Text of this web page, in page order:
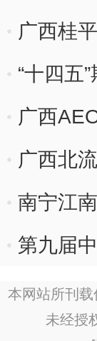
广西桂
“十四五
广西
广西北
南宁江
第九届
行
本网站所刊
未经授